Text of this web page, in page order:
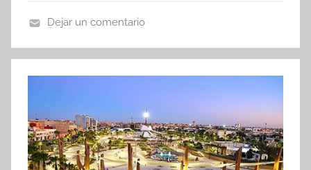
o
t
i
a
s
Dejar un comentario